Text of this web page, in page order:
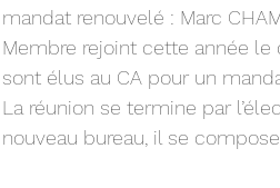
mandat renouvelé : Marc
Membre rejoint cette année le
sont élus au CA pour un
La réunion se termine par
nouveau bureau, il se